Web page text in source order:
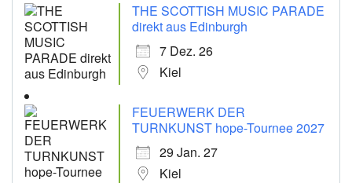
THE SCOTTISH MUSIC PARADE
direkt aus Edinburgh
7 Dez. 26
Kiel
FEUERWERK DER
TURNKUNST hope-Tournee 2027
29 Jan. 27
Kiel